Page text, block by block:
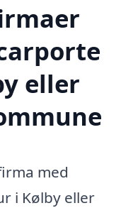
eller
med
i Kølby eller